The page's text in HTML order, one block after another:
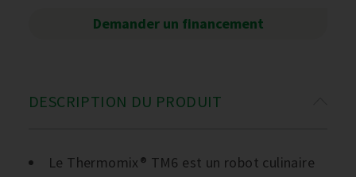
Demander un financement
DESCRIPTION DU PRODUIT
Le Thermomix® TM6 est un robot culinaire